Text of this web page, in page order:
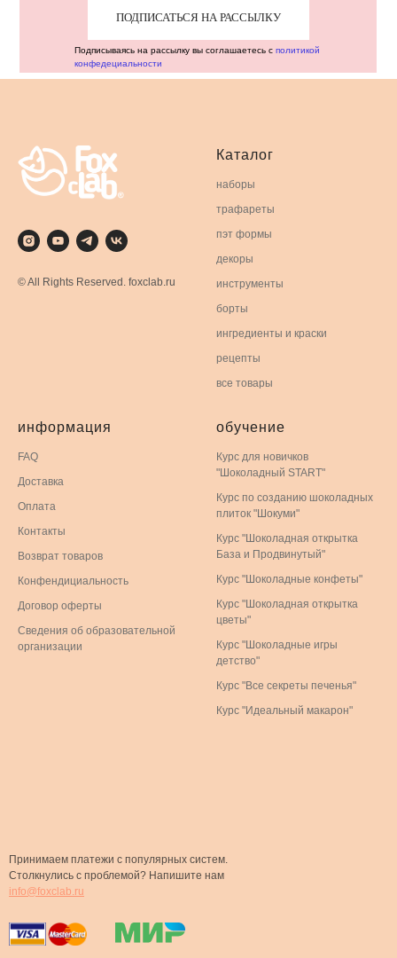
ПОДПИСАТЬСЯ НА РАССЫЛКУ
Подписываясь на рассылку вы соглашаетесь с политикой
конфедециальности
© All Rights Reserved. foxclab.ru
Каталог
наборы
трафареты
пэт формы
декоры
инструменты
борты
ингредиенты и краски
рецепты
все товары
информация
FAQ
Доставка
Оплата
Контакты
Возврат товаров
Конфендициальность
Договор оферты
Сведения об образовательной
организации
обучение
Курс для новичков
"Шоколадный START"
Курс по созданию шоколадных
плиток "Шокуми"
Курс "Шоколадная открытка
База и Продвинутый"
Курс "Шоколадные конфеты"
Курс "Шоколадная открытка
цветы"
Курс "Шоколадные игры
детство"
Курс "Все секреты печенья"
Курс "Идеальный макарон"
Принимаем платежи с популярных систем.
Столкнулись с проблемой? Напишите нам
info@foxclab.ru